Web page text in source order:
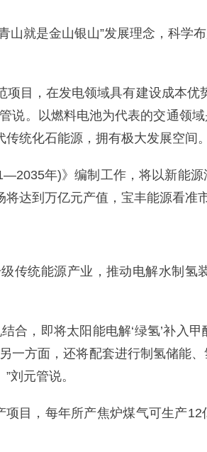
山就是金山银山”发展理念，科学
目，在发电领域具有建设成本优
说。以燃料电池为代表的交通领
统化石能源，拥有极大发展空间。
年)》编制工作，将以新能
达到万亿元产值，宝丰能源看准
传统能源产业，推动电解水制
合，即将太阳能电解‘绿氢’补入
一方面，还将配套进行制氢储能
刘元管说。
目，每年所产焦炉煤气可生产